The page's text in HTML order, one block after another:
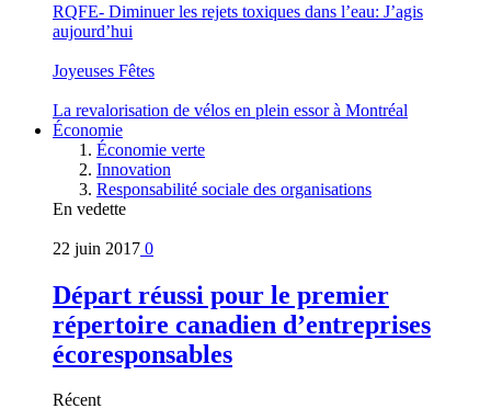
RQFE- Diminuer les rejets toxiques dans l’eau: J’agis
aujourd’hui
Joyeuses Fêtes
La revalorisation de vélos en plein essor à Montréal
Économie
Économie verte
Innovation
Responsabilité sociale des organisations
En vedette
22 juin 2017 0
Départ réussi pour le premier
répertoire canadien d’entreprises
écoresponsables
Récent